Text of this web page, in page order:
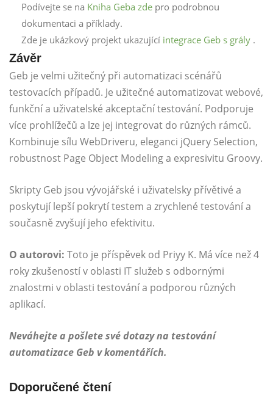
Podívejte se na Kniha Geba zde pro podrobnou
dokumentaci a příklady.
Zde je ukázkový projekt ukazující integrace Geb s grály .
Závěr
Geb je velmi užitečný při automatizaci scénářů
testovacích případů. Je užitečné automatizovat webové,
funkční a uživatelské akceptační testování. Podporuje
více prohlížečů a lze jej integrovat do různých rámců.
Kombinuje sílu WebDriveru, eleganci jQuery Selection,
robustnost Page Object Modeling a expresivitu Groovy.
Skripty Geb jsou vývojářské i uživatelsky přívětivé a
poskytují lepší pokrytí testem a zrychlené testování a
současně zvyšují jeho efektivitu.
O autorovi: Toto je příspěvek od Priyy K. Má více než 4
roky zkušeností v oblasti IT služeb s odbornými
znalostmi v oblasti testování a podporou různých
aplikací.
Neváhejte a pošlete své dotazy na testování
automatizace Geb v komentářích.
Doporučené čtení